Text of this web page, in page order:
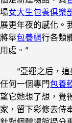
場女大生包養俱樂
展更年夜的感化。
將舉包養網行各類
用處。”
“亞運之后，這
任何一個專門包養
望它她想了想，覺
家，留下彩修去侍